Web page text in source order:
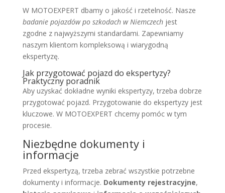
W MOTOEXPERT dbamy o jakość i rzetelność. Nasze
badanie pojazdów po szkodach w Niemczechjest
zgodne z najwyższymi standardami. Zapewniamy
naszym klientom kompleksową i wiarygodną
ekspertyzę.
Jak przygotować pojazd do ekspertyzy?
Praktyczny poradnik
Aby uzyskać dokładne wyniki ekspertyzy, trzeba dobrze
przygotować pojazd. Przygotowanie do ekspertyzy jest
kluczowe. W MOTOEXPERT chcemy pomóc w tym
procesie.
Niezbędne dokumenty i
informacje
Przed ekspertyzą, trzeba zebrać wszystkie potrzebne
dokumenty i informacje. Dokumenty rejestracyjne,